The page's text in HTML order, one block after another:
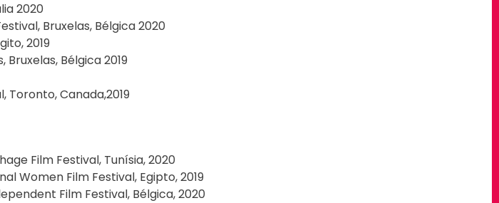
2020
Bruxelas, Bélgica 2020
2019
Bélgica 2019
Toronto, Canada,2019
Film Festival, Tunísia, 2020
Women Film Festival, Egipto, 2019
Film Festival, Bélgica, 2020